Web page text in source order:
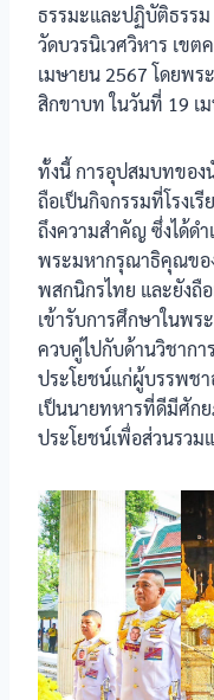
ธรรมะและปฏิบัติธรร
วัดบวรนิเวศวิหาร เขต
เมษายน 2567 โดยพร
สิกขาบท ในวันที่ 19 เ
ทั้งนี้ การอุปสมบทของ
ถือเป็นกิจกรรมที่โรงเ
ถึงความสำคัญ ซึ่งได้ดำ
พระมหากรุณาธิคุณขอ
พสกนิกรไทย และยังถื
เข้ารับการศึกษาในพ
ควบคู่ไปกับด้านวิชากา
ประโยชน์แก่ผู้บรรพช
เป็นนายทหารที่ดีมีศัก
ประโยชน์เพื่อส่วนรวม